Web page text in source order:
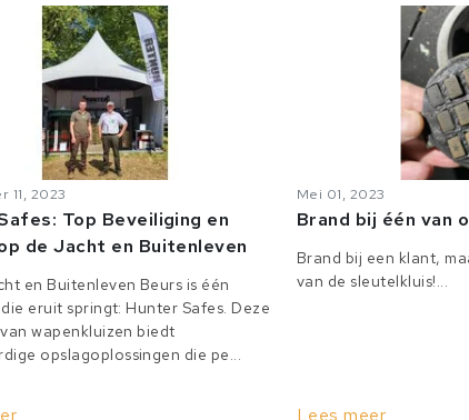
11, 2023
Top Beveiliging en
de Jacht en Buitenleven
en Buitenleven Beurs is één
eruit springt: Hunter Safes. Deze
wapenkluizen biedt
opslagoplossingen die pe...
Mei 01, 2023
Brand bij één van
Brand bij een klant,
van de sleutelkluis!...
Lees meer